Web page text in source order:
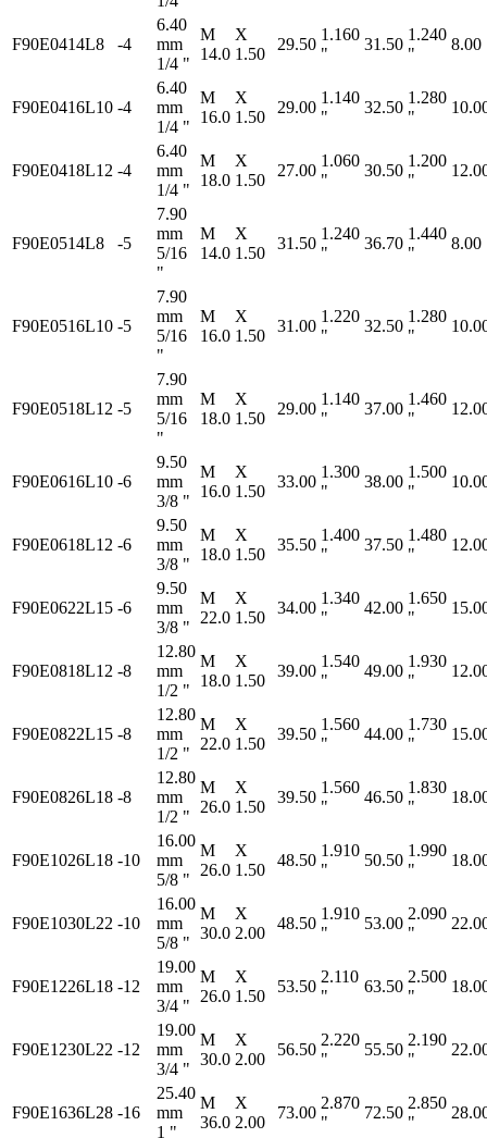
F90E0414L8 -4
6.40
mm
1/4 "
M
14.0
X
1.50
29.50
1.160
"
31.50
1.240
"
8.00
F90E0416L10 -4
6.40
mm
1/4 "
M
16.0
X
1.50
29.00
1.140
"
32.50
1.280
"
F90E0418L12 -4
6.40
mm
1/4 "
M
18.0
X
1.50
27.00
1.060
"
30.50
1.200
"
F90E0514L8 -5
7.90
mm
5/16
"
M
14.0
X
1.50
31.50
1.240
"
36.70
1.440
"
8.00
F90E0516L10 -5
7.90
mm
5/16
"
M
16.0
X
1.50
31.00
1.220
"
32.50
1.280
"
F90E0518L12 -5
7.90
mm
5/16
"
M
18.0
X
1.50
29.00
1.140
"
37.00
1.460
"
F90E0616L10 -6
9.50
mm
3/8 "
M
16.0
X
1.50
33.00
1.300
"
38.00
1.500
"
F90E0618L12 -6
9.50
mm
3/8 "
M
18.0
X
1.50
35.50
1.400
"
37.50
1.480
"
F90E0622L15 -6
9.50
mm
3/8 "
M
22.0
X
1.50
34.00
1.340
"
42.00
1.650
"
F90E0818L12 -8
12.80
mm
1/2 "
M
18.0
X
1.50
39.00
1.540
"
49.00
1.930
"
F90E0822L15 -8
12.80
mm
1/2 "
M
22.0
X
1.50
39.50
1.560
"
44.00
1.730
"
F90E0826L18 -8
12.80
mm
1/2 "
M
26.0
X
1.50
39.50
1.560
"
46.50
1.830
"
F90E1026L18 -10
16.00
mm
5/8 "
M
26.0
X
1.50
48.50
1.910
"
50.50
1.990
"
F90E1030L22 -10
16.00
mm
5/8 "
M
30.0
X
2.00
48.50
1.910
"
53.00
2.090
"
F90E1226L18 -12
19.00
mm
3/4 "
M
26.0
X
1.50
53.50
2.110
"
63.50
2.500
"
F90E1230L22 -12
19.00
mm
3/4 "
M
30.0
X
2.00
56.50
2.220
"
55.50
2.190
"
F90E1636L28 -16
25.40
mm
1 "
M
36.0
X
2.00
73.00
2.870
"
72.50
2.850
"